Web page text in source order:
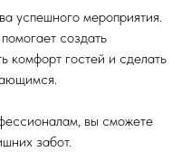
успешного мероприятия.
создать
комфорт гостей и сделать
вы сможете
забот.